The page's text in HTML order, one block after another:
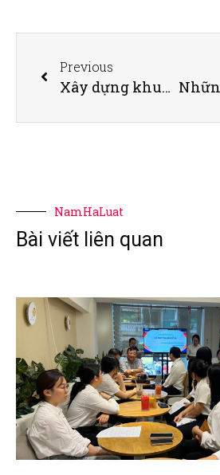
Previous
Xây dựng khung pháp lý cho ngân hàng số và công nghệ tài chính (Fintech): Những nội dung cần quan tâm luật hóa?
NamHaLuat
Bài viết liên quan